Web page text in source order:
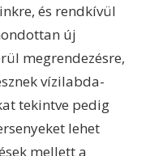
és rendkívül
új
megrendezésre,
vízilabda-
tekintve pedig
lehet
mellett a